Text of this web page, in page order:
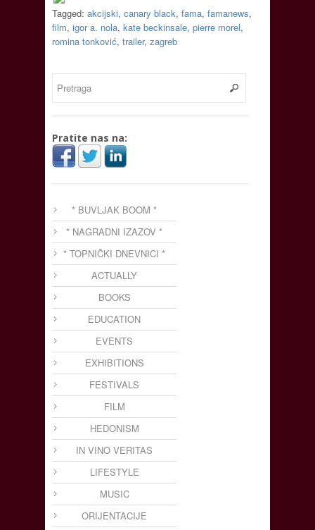
Tagged: akcijski, canary black, fama, famanews,
film, igor a. nola, kate beckinsale, pierre morel,
romina tonković, trailer, zagreb
Pratite nas na:
* BUVLJAK BOOM *
* NAGRADNI IZAZOV *
* TOPNIČKI DNEVNICI *
ACTUALLY
BOOKS
EDUCATION
EVENTS
EXHIBITIONS
FESTIVALS
FILM
HEDONISM
IN VINO VERITAS
LIFESTYLE
MUSIC
ORIJENTACIJE